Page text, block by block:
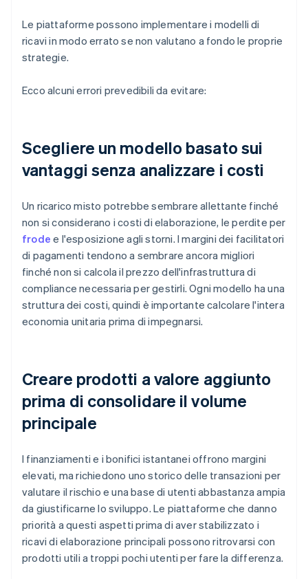
Le piattaforme possono implementare i modelli di
ricavi in modo errato se non valutano a fondo le proprie
strategie.
Ecco alcuni errori prevedibili da evitare:
Scegliere un modello basato sui
vantaggi senza analizzare i costi
Un ricarico misto potrebbe sembrare allettante finché
non si considerano i costi di elaborazione, le perdite per
frode e l'esposizione agli storni. I margini dei facilitatori
di pagamenti tendono a sembrare ancora migliori
finché non si calcola il prezzo dell'infrastruttura di
compliance necessaria per gestirli. Ogni modello ha una
struttura dei costi, quindi è importante calcolare l'intera
economia unitaria prima di impegnarsi.
Creare prodotti a valore aggiunto
prima di consolidare il volume
principale
I finanziamenti e i bonifici istantanei offrono margini
elevati, ma richiedono uno storico delle transazioni per
valutare il rischio e una base di utenti abbastanza ampia
da giustificarne lo sviluppo. Le piattaforme che danno
priorità a questi aspetti prima di aver stabilizzato i
ricavi di elaborazione principali possono ritrovarsi con
prodotti utili a troppi pochi utenti per fare la differenza.